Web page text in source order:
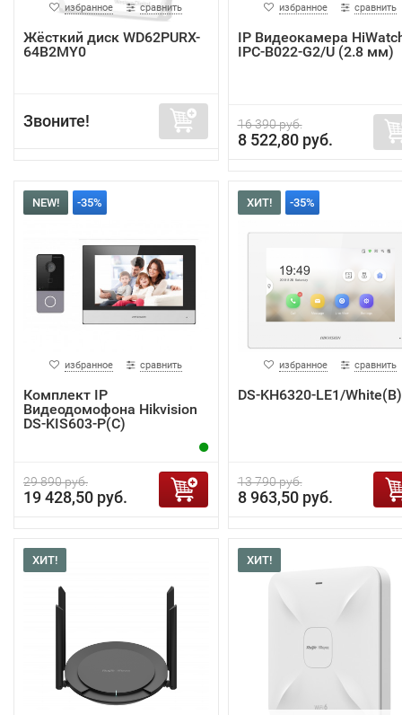
избранное сравнить
Жёсткий диск WD62PURX-
64B2MY0
Звоните!
избранное сравнить
IP Видеокамера
IPC-B022-G2/U (2.8 мм)
16 390 руб.
8 522,80 руб.
NEW! -35%
избранное сравнить
Комплект IP
Видеодомофона Hikvision
DS-KIS603-P(C)
29 890 руб.
19 428,50 руб.
ХИТ! -35%
избранное сравнить
DS-KH6320-LE1/White(B)
13 790 руб.
8 963,50 руб.
ХИТ! ХИТ!